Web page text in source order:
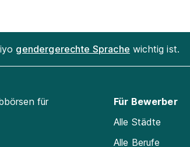
gendergerechte Sprache wichtig ist.
für
Für Bewerber
Alle Städte
Alle Berufe